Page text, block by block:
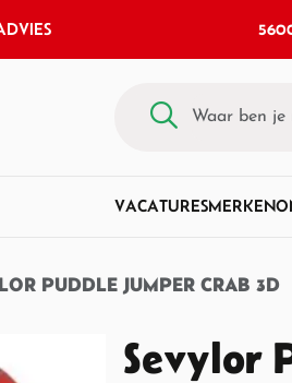
VACATURESMERKEN
PUDDLE JUMPER CRAB 3D
Sevylor